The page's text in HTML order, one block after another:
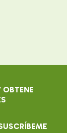
OBTENE